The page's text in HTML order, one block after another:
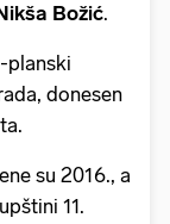
Božić.
planski
donesen
su 2016., a
11.